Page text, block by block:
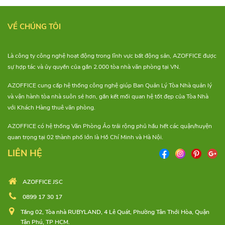
VỀ CHÚNG TÔI
Là công ty công nghệ hoạt động trong lĩnh vực bất động sản, AZOFFICE được
sự hợp tác và ủy quyền của gần 2.000 tòa nhà văn phòng tại VN.
AZOFFICE cung cấp hệ thống công nghệ giúp Ban Quản Lý Tòa Nhà quản lý
và vận hành tòa nhà suôn sẻ hơn, gắn kết mối quan hệ tốt đẹp của Tòa Nhà
với Khách Hàng thuê văn phòng.
AZOFFICE có hệ thống Văn Phòng Ảo trải rộng phủ hầu hết các quận/huyện
quan trọng tại 02 thành phố lớn là Hồ Chí Minh và Hà Nội.
LIÊN HỆ
AZOFFICE JSC
0899 17 30 17
Tầng 02, Tòa nhà RUBYLAND, 4 Lê Quát, Phường Tân Thới Hòa, Quận
Tân Phú, TP HCM.